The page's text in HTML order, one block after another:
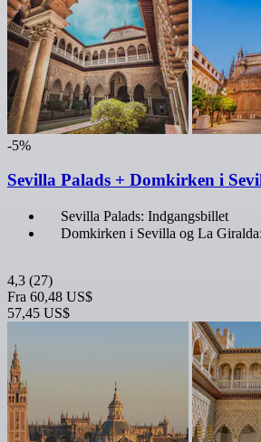
-5%
Sevilla Palads + Domkirken i
Sevilla Palads: Indgangsbillet
Domkirken i Sevilla og La
4,3 (27)
Fra 60,48 US$
57,45 US$